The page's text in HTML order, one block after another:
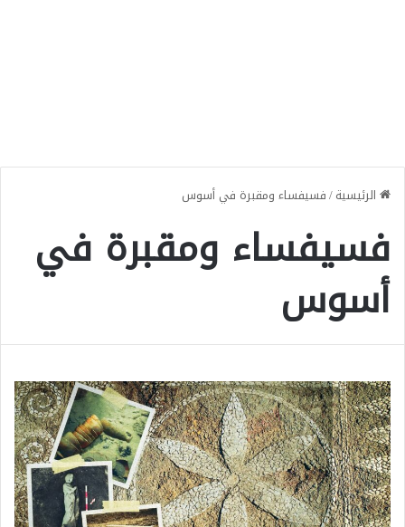
الرئيسية/فسيفساء ومقبرة في أسوس
فسيفساء ومقبرة في
أسوس